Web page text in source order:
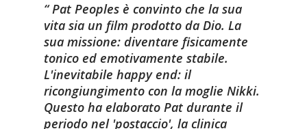
Pat Peoples è convinto che la sua
vita sia un film prodotto da Dio. La
sua missione: diventare fisicamente
tonico ed emotivamente stabile.
L'inevitabile happy end: il
ricongiungimento con la moglie Nikki.
Questo ha elaborato Pat durante il
periodo nel 'postaccio', la clinica